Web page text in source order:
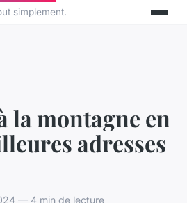
simplement.
la montagne en
adresses
— 4 min de lecture